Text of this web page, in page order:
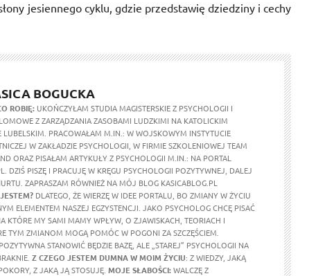
jesiennego cyklu, gdzie przedstawię dziedziny i cechy
BOGUCKA
ROBIĘ: UKOŃCZYŁAM STUDIA MAGISTERSKIE Z PSYCHOLOGII I
Z ZARZĄDZANIA ZASOBAMI LUDZKIMI NA KATOLICKIM
LUBELSKIM. PRACOWAŁAM M.IN.: W WOJSKOWYM INSTYTUCIE
W ZAKŁADZIE PSYCHOLOGII, W FIRMIE SZKOLENIOWEJ TEAM
ORAZ PISAŁAM ARTYKUŁY Z PSYCHOLOGII M.IN.: NA PORTAL
DZIŚ PISZĘ I PRACUJĘ W KRĘGU PSYCHOLOGII POZYTYWNEJ, DALEJ
ZAPRASZAM RÓWNIEŻ NA MÓJ BLOG KASICABLOG.PL
DLATEGO, ŻE WIERZĘ W IDEE PORTALU, BO ZMIANY W ŻYCIU
ELEMENTEM NASZEJ EGZYSTENCJI. JAKO PSYCHOLOG CHCĘ PISAĆ
KTÓRE MY SAMI MAMY WPŁYW, O ZJAWISKACH, TEORIACH I
TYM ZMIANOM MOGĄ POMÓC W POGONI ZA SZCZĘŚCIEM.
STANOWIĆ BĘDZIE BAZĘ, ALE „STAREJ” PSYCHOLOGII NA
Z CZEGO JESTEM DUMNAW MOIM ŻYCIU: Z WIEDZY, JAKĄ
Z JAKĄ JĄ STOSUJĘ. MOJE SŁABOŚCI:WALCZĘ Z